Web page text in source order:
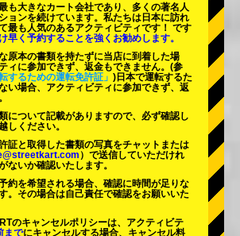
クス 東京ベイ
大阪
も大きなカート会社であり、 多くの著名人
ョンを続けています。私たちは日本に訪れ
最も人気のあるアクティビティです！ です
早く予約することを強くお勧めします。
原本の書類を持たずに当店に到着した場
ィに参加できず、返金もできません。 (参
するための運転免許証」 )日本で運転するた
い場合、アクティビティに参加できず、返
について記載がありますので、必ず確認し
しください。
証と取得した書類の写真をチャットまたは
）で送信していただけれ
ないか確認いたします。
約を希望される場合、確認に時間が足りな
。その場合は自己責任で確認をお願いいた
のキャンセルポリシーは、アクティビテ
までにキャンセルする場合、キャンセル料